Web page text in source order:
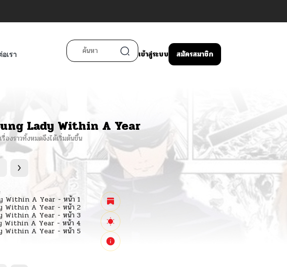
เรา เข้าสู่ระบบ สมัครสมาชิก
Lady Within A Year
องราวทั้งหมดจึงได้เริ่มต้นขึ้น